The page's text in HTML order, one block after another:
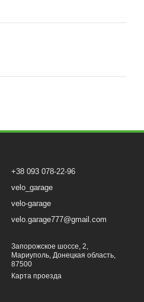
+38 093 078-22-96
velo_garage
velo-garage
velo.garage777@gmail.com
Запорожское шоссе, 2,
Мариуполь, Донецкая область,
87500
Карта проезда